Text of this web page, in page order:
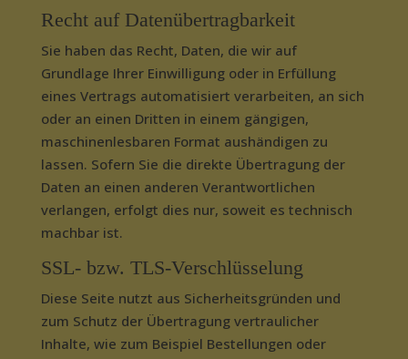
Recht auf Daten­übertrag­barkeit
Sie haben das Recht, Daten, die wir auf
Grundlage Ihrer Einwilligung oder in Erfüllung
eines Vertrags automatisiert verarbeiten, an sich
oder an einen Dritten in einem gängigen,
maschinenlesbaren Format aushändigen zu
lassen. Sofern Sie die direkte Übertragung der
Daten an einen anderen Verantwortlichen
verlangen, erfolgt dies nur, soweit es technisch
machbar ist.
SSL- bzw. TLS-Verschlüsselung
Diese Seite nutzt aus Sicherheitsgründen und
zum Schutz der Übertragung vertraulicher
Inhalte, wie zum Beispiel Bestellungen oder